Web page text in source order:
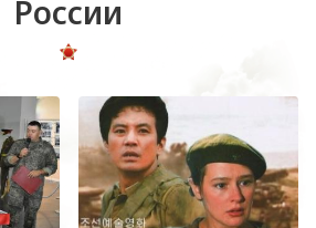
России